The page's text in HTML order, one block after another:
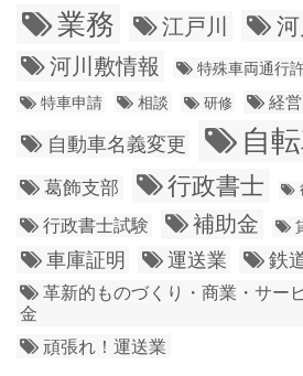
業務 江戸川
河川敷情報
特殊車両通行
特車申請
相談 研修 経
自動車名義変更 自
葛飾支部 行政書士
行政書士試験 補助金
車庫証明 運送業 鉄
革新的ものづくり・商業・サー
金
頑張れ！運送業